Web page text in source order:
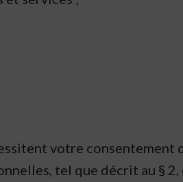
votre consentement
tel que décrit au §